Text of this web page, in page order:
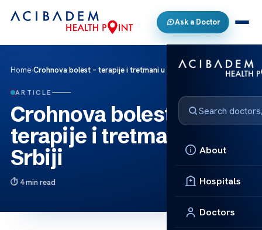
Ask a Doctor
About
Hospitals
Doctors
Home›Crohnova bolest – terapije i tretmani u Srbiji
ARTICLE
Crohnova bolest –
terapije i tretmani u
Srbiji
4 min read